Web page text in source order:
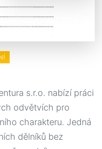
s.r.o. nabízí práci
odvětvích pro
charakteru. Jedná
dělníků bez